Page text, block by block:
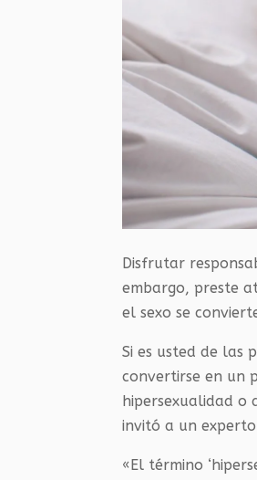
Disfrutar
embargo, preste
el sexo se
Si es usted de las
convertirse en un
hipersexualidad o
invitó a un
«El término